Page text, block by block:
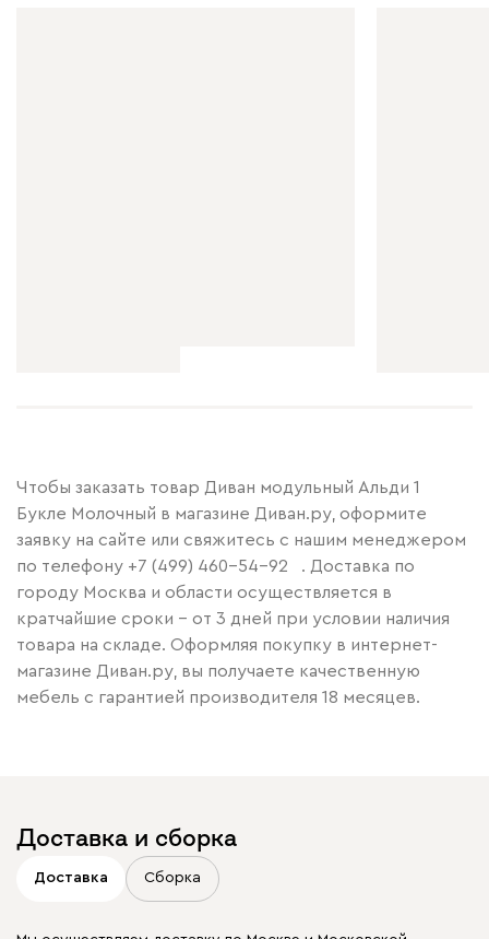
Чтобы заказать товар Диван модульный Альди 1
Букле Молочный в магазине Диван.ру, оформите
заявку на сайте или свяжитесь с нашим менеджером
по телефону +7 (499) 460-54-92
. Доставка по
городу Москва и области осуществляется в
кратчайшие сроки – от 3 дней при условии наличия
товара на складе. Оформляя покупку в интернет-
магазине Диван.ру, вы получаете качественную
мебель с гарантией производителя 18 месяцев.
Доставка и сборка
Доставка Сборка